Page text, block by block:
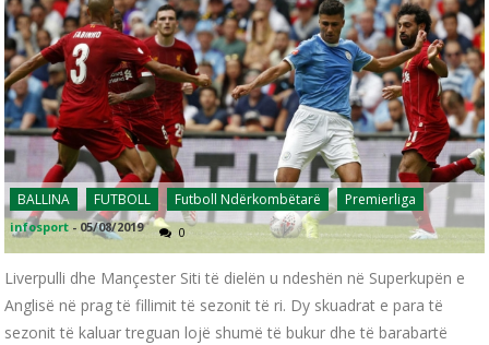
BALLINA FUTBOLL Futboll Ndërkombëtarë Premierliga
infosport - 05/08/2019 0
Liverpulli dhe Mançester Siti të dielën u ndeshën në Superkupën e
Anglisë në prag të fillimit të sezonit të ri. Dy skuadrat e para të
sezonit të kaluar treguan lojë shumë të bukur dhe të barabartë